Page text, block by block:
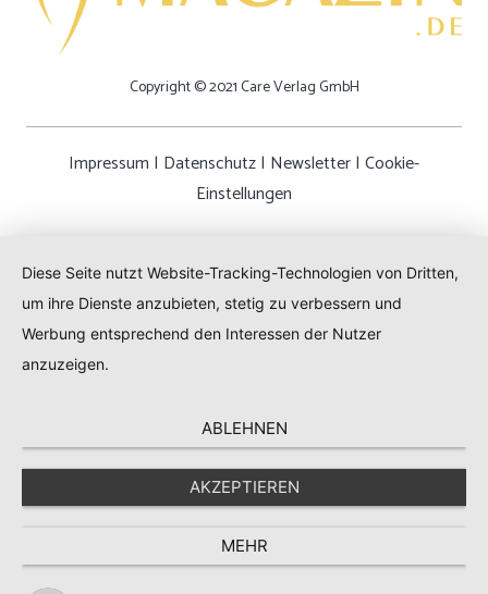
Copyright © 2021 Care Verlag GmbH
Impressum | Datenschutz| Newsletter| Cookie-
Einstellungen
Diese Seite nutzt Website-Tracking-Technologien von Dritten,
um ihre Dienste anzubieten, stetig zu verbessern und
Werbung entsprechend den Interessen der Nutzer
anzuzeigen.
ABLEHNEN
AKZEPTIEREN
MEHR